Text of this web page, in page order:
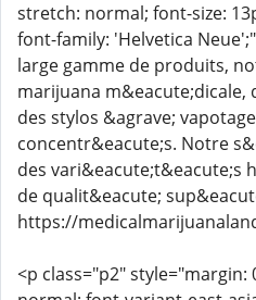
stretch: normal; font-size:
font-family: 'Helvetica
large gamme de produits,
marijuana m&eacute;dicale,
des stylos &agrave;
concentr&eacute;s. Notre
des vari&eacute;t&eacute;s
de qualit&eacute;
https://
<p class="p2"